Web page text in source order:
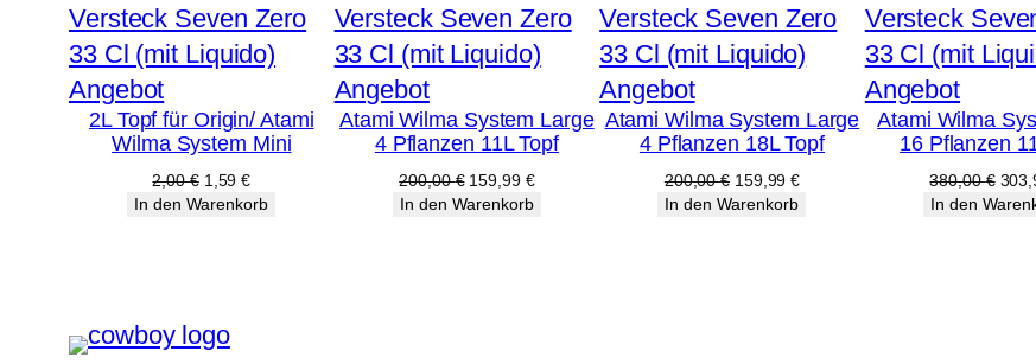
"
,
5
/
8
"
AngebotProdukt
im
Angebot
2L Topf für Origin/ Atami
Wilma System Mini
2,00€ Ursprünglicher
Preis
1,59€Aktueller
Preis
In den Warenkorb
AngebotProdukt
im
Angebot
Atami Wilma System Large
4 Pflanzen 11L Topf
200,00€ Ursprünglicher
Preis
159,99 €Aktueller
Preis
In den Warenkorb
AngebotProdukt
im
Angebot
Atami Wilma System Large
4 Pflanzen 18L Topf
200,00€ Ursprünglicher
Preis
159,99€Aktueller
In den Warenkorb
AngebotProdukt
im
Atami Wilma
16 Pflanzen
380,00€
Preis
In den